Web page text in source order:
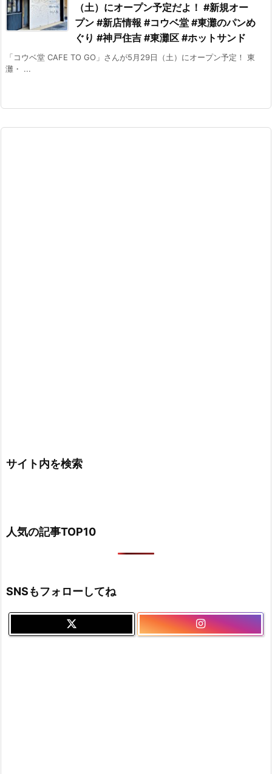
（土）にオープン予定だよ！ #新規オー
プン #新店情報 #コウベ堂 #東灘のパンめ
ぐり #神戸住吉 #東灘区 #ホットサンド
「コウベ堂 CAFE TO GO」さんが5月29日（土）にオープン予定！ 東
灘・ ...
サイト内を検索
人気の記事TOP10
SNSもフォローしてね